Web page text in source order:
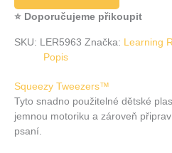
⭐ Doporučujeme přikoupit
SKU: LER5963 Značka: Learning
Popis
Squeezy Tweezers™
Tyto snadno použitelné dětské
jemnou motoriku a zároveň
psaní.